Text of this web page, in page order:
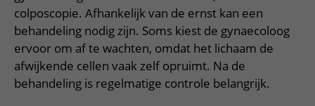
Mijn UMC Utrecht patiëntportaal
Contact met verpleegafdeling
Het Wilhelmina Kinderziekenhuis
Werken bij het UMC Utrecht
colposcopie. Afhankelijk van de ernst kan een
behandeling nodig zijn. Soms kiest de gynaecoloog
ervoor om af te wachten, omdat het lichaam de
afwijkende cellen vaak zelf opruimt. Na de
behandeling is regelmatige controle belangrijk.